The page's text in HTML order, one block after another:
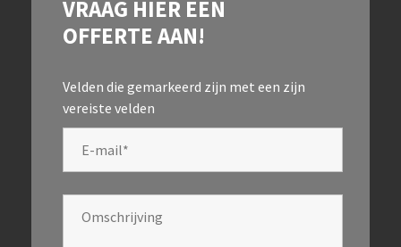
VRAAG HIER EEN
OFFERTE AAN!
Velden die gemarkeerd zijn met een zijn
vereiste velden